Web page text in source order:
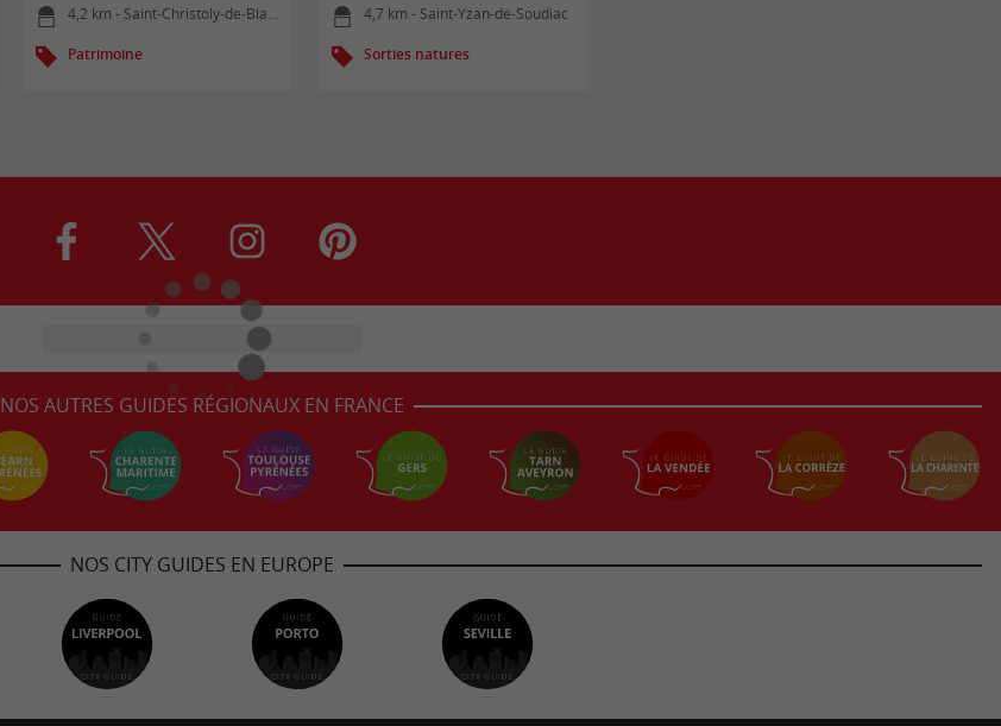
4,2 km - Saint-Christoly-de-Blaye
Patrimoine
4,7 km - Saint-Yzan-de-Soudiac
Sorties natures
NOS AUTRES GUIDES RÉGIONAUX EN FRANCE
NOS CITY GUIDES EN EUROPE